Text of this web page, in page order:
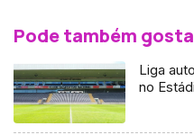
Pode também
Liga
no